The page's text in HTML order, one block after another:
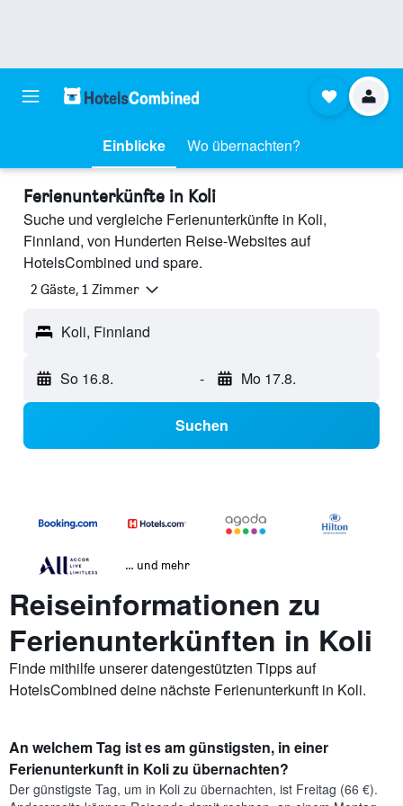
Einblicke Wo übernachten?
Ferienunterkünfte in Koli
Suche und vergleiche Ferienunterkünfte in Koli,
Finnland, von Hunderten Reise-Websites auf
HotelsCombined und spare.
2 Gäste, 1 Zimmer
Koli, Finnland
So 16.8. - Mo 17.8.
Suchen
… und mehr
Reiseinformationen zu
Ferienunterkünften in Koli
Finde mithilfe unserer datengestützten Tipps auf
HotelsCombined deine nächste Ferienunterkunft in Koli.
An welchem Tag ist es am günstigsten, in einer
Ferienunterkunft in Koli zu übernachten?
Der günstigste Tag, um in Koli zu übernachten, ist Freitag (66 €).